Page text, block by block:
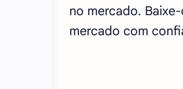
no mercado.
mercado com